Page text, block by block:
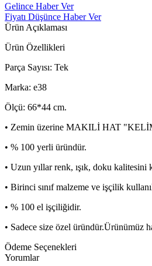
Gelince Haber Ver
Fiyatı Düşünce Haber Ver
Ürün Açıklaması
Ürün Özellikleri
Parça Sayısı: Tek
Marka: e38
Ölçü: 66*44 cm.
• Zemin üzerine MAKILİ HAT
• % 100 yerli üründür.
• Uzun yıllar renk, ışık, doku kalitesini
• Birinci sınıf malzeme ve işçilik
• % 100 el işçiliğidir.
• Sadece size özel üründür.Ürünümüz
Ödeme Seçenekleri
Yorumlar